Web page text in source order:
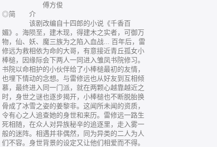
傅方俊
◎简 介
该剧改编自十四郎的小说《千香百
媚》。海陨至，建木现，得建木之实者，可御万
物，仙、妖、魔三族为之陷入血战... 百年后，雷
修远为救相依为命的大哥，有意接近青丘孤女小
棒槌，因缘际会下两人一同进入雏凤书院修习。
书院以命相护的小伙伴给了小棒槌最初的友情，
也埋下情动的念想。与雷修远也从好友到互相倾
慕，最终进入同一门派，就在两颗心越靠越近之
时，身世之谜也逐步揭开，小棒槌也不断脱胎换
骨成了冰雪之姿的姜黎非。这闻所未闻的资质，
令有心之人追查她的身世和来历。雷修远一路生
死相随，在众人对异族秘辛的追逐里，走入雾一
般的迷阵。相遇并非偶然，同为异类的二人为人
们不容。身世背景的设定又让他们相爱而不得。